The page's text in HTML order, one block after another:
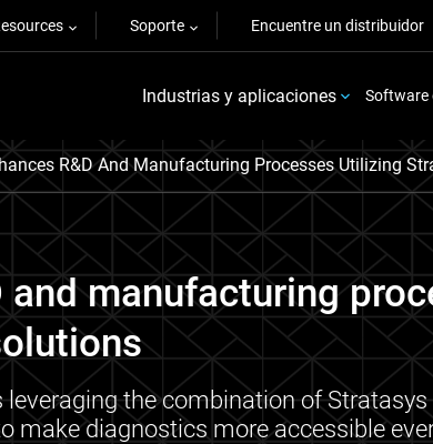
Soporte Encuentre un distribuidor
Industrias y aplicaciones Software
R&D And Manufacturing Processes Utilizing
and manufacturing
the combination of Stratasys
make diagnostics more accessible